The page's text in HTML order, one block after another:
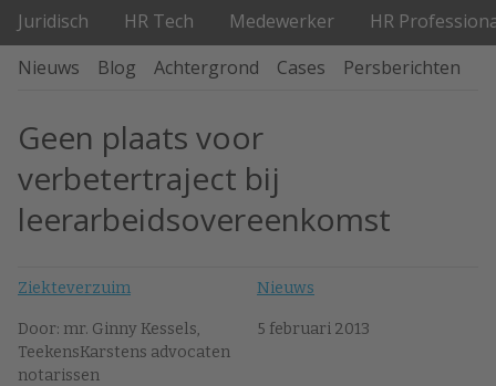
Juridisch HR Tech Medewerker
HR
Nieuws
Blog Achtergrond Cases Persberichten
Geen plaats voor
verbetertraject bij
leerarbeidsovereenkomst
Ziekteverzuim Nieuws
Door: mr. Ginny Kessels,
TeekensKarstens advocaten
notarissen
5 februari 2013